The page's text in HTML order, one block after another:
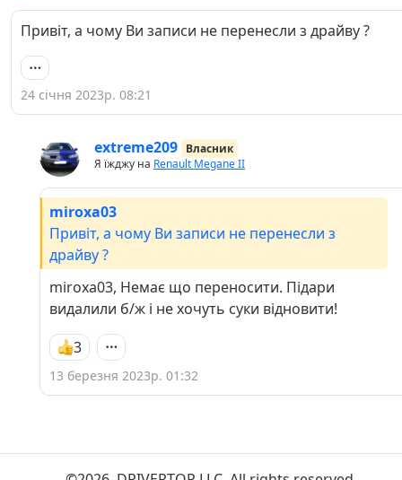
Привіт, а чому Ви записи не перенесли з драйву ?
24 січня 2023р. 08:21
extreme209 Власник
Я їжджу на Renault Megane II
miroxa03
Привіт, а чому Ви записи не перенесли з
драйву ?
miroxa03, Немає що переносити. Підари
видалили б/ж і не хочуть суки відновити!
3
13 березня 2023р. 01:32